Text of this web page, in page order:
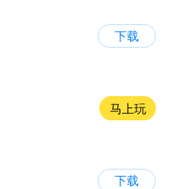
下载
马上玩
下载